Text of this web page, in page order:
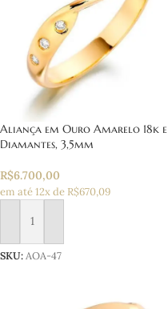
Aliança em Ouro Amarelo 18k e
Diamantes, 3,5mm
R$6.700,00
em até 12x de R$670,09
Adicionar ao carrinho
SKU: AOA-47